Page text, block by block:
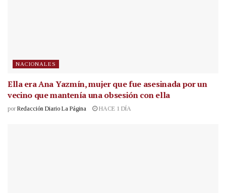
NACIONALES
Ella era Ana Yazmín, mujer que fue asesinada por un
vecino que mantenía una obsesión con ella
por Redacción Diario La Página HACE 1 DÍA